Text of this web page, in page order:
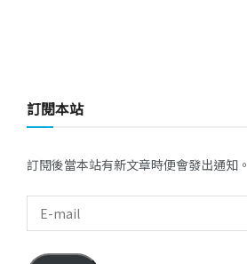
訂閱本站
訂閱後當本站有新文章時便會發出通知。